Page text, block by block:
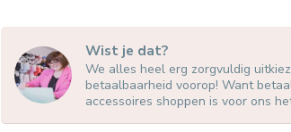
Wist je dat?
We alles heel erg zorgvuldig
betaalbaarheid voorop! Want
accessoires shoppen is voor ons